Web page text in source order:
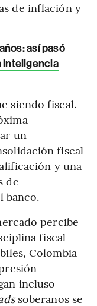
de inflación y
así pasó
inteligencia
siendo fiscal.
un
fiscal
y una
de
banco.
percibe
fiscal
Colombia
incluso
soberanos se